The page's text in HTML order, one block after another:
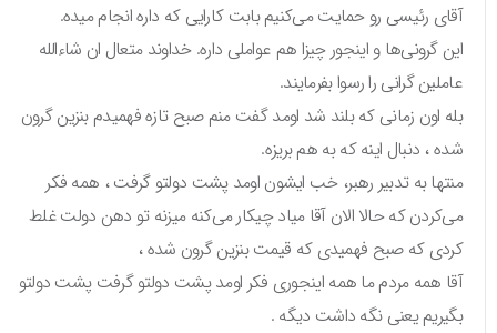
آقای رئیسی رو حمایت می‌کنیم بابت کارایی که داره انجام میده.
این گرونی‌ها و اینجور چیزا هم عواملی داره. خداوند متعال ان شاءالله
عاملین گرانی را رسوا بفرمایند.
بله اون زمانی که بلند شد اومد گفت منم صبح تازه فهمیدم بنزین گرون
شده ، دنبال اینه که به هم بریزه.
منتها به تدبیر رهبر، خب ایشون اومد پشت دولتو گرفت ، همه فکر
می‌کردن که حالا الان آقا میاد چیکار می‌کنه میزنه تو دهن دولت غلط
کردی که صبح فهمیدی که قیمت بنزین گرون شده ،
آقا همه مردم ما همه اینجوری فکر اومد پشت دولتو گرفت پشت دولتو
بگیریم یعنی نگه داشت دیگه .